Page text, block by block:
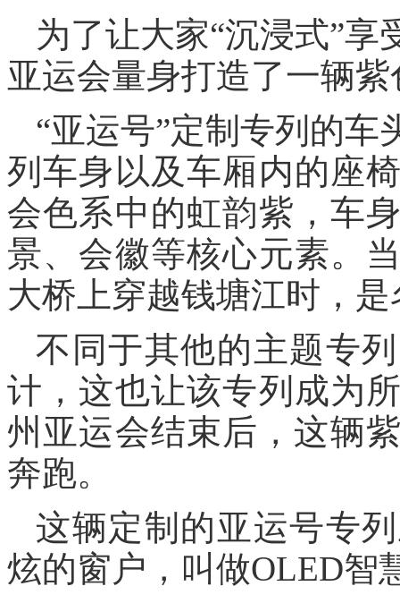
为了让大家“沉浸式”
亚运会量身打造了一辆
“亚运号”定制专列的
列车身以及车厢内的座
会色系中的虹韵紫，车
景、会徽等核心元素。
大桥上穿越钱塘江时，
不同于其他的主题专
计，这也让该专列成为
州亚运会结束后，这辆
奔跑。
这辆定制的亚运号专
炫的窗户，叫做OLED智